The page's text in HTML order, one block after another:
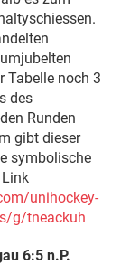
Tabelle noch 3
des
Runden
gibt dieser
symbolische
unihockey-
g/tneackuh
6:5 n.P.